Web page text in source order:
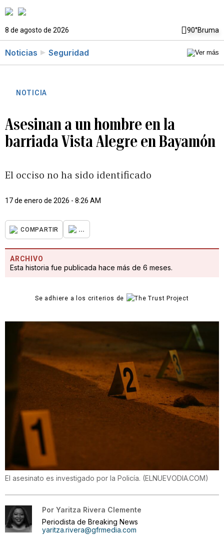
8 de agosto de 2026 90°Bruma
Noticias Seguridad
NOTICIA
Asesinan a un hombre en la
barriada Vista Alegre en Bayamón
El occiso no ha sido identificado
17 de enero de 2026 - 8:26 AM
COMPARTIR ...
ARCHIVO
Esta historia fue publicada hace más de 6 meses.
Se adhiere a los criterios de
El asesinato es investigado por la Policía. (ELNUEVODIA.COM)
Por Yaritza Rivera Clemente
Periodista de Breaking News
yaritza.rivera@gfrmedia.com